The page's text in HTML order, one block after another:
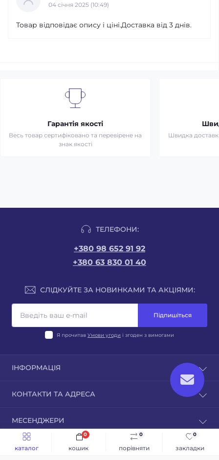
каталог порівняти
0
закладки
0
кошик
0
Швидке замовлення До кошика
04 cічня 2025 (10:49)
Товар відповідає опису і ціні.Доставка від 3 днів.
Гарантія якості
Весь товар сертифіковано та перевірене на
знак якості
Швидка
ТЕЛЕФОНИ:
+380 98 652 91 92
+380 63 830 01 40
СЛІДКУЙТЕ ЗА НОВИНКАМИ ТА АКЦІЯМИ:
Підпишіться
Я прочитав Умови угоди і згоден з вимогами
ІНФОРМАЦІЯ
Зворотній зв'язок
КОНТАКТИ ТА АДРЕСА
25, 81053
info@novateh.com.ua
МЕСЕНДЖЕРИ
Telegram
НОВА ТЕХНІКА © 2026